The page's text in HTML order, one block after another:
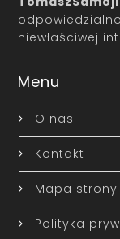
niewłaściwej
Menu
O nas
Kontakt
Mapa strony
Polityka